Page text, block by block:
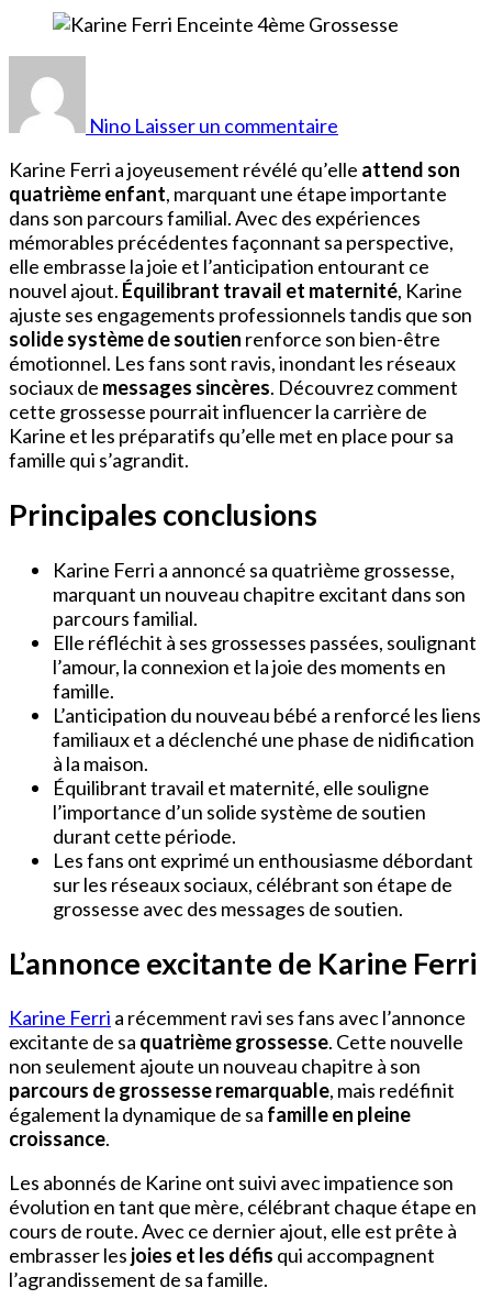
Nino Laisser un commentaire
Enceinte
4ème
Grossesse
Karine Ferri a joyeusement révélé qu’elle attend son
quatrième enfant, marquant une étape importante
dans son parcours familial. Avec des expériences
mémorables précédentes façonnant sa perspective,
elle embrasse la joie et l’anticipation entourant ce
nouvel ajout. Équilibrant travail et maternité, Karine
ajuste ses engagements professionnels tandis que son
solide système de soutien renforce son bien-être
émotionnel. Les fans sont ravis, inondant les réseaux
sociaux de messages sincères. Découvrez comment
cette grossesse pourrait influencer la carrière de
Karine et les préparatifs qu’elle met en place pour sa
famille qui s’agrandit.
Principales conclusions
Karine Ferri a annoncé sa quatrième grossesse,
marquant un nouveau chapitre excitant dans son
parcours familial.
Elle réfléchit à ses grossesses passées, soulignant
l’amour, la connexion et la joie des moments en
famille.
L’anticipation du nouveau bébé a renforcé les liens
familiaux et a déclenché une phase de nidification
à la maison.
Équilibrant travail et maternité, elle souligne
l’importance d’un solide système de soutien
durant cette période.
Les fans ont exprimé un enthousiasme débordant
sur les réseaux sociaux, célébrant son étape de
grossesse avec des messages de soutien.
L’annonce excitante de Karine Ferri
Karine Ferri a récemment ravi ses fans avec l’annonce
excitante de sa quatrième grossesse. Cette nouvelle
non seulement ajoute un nouveau chapitre à son
parcours de grossesse remarquable, mais redéfinit
également la dynamique de sa famille en pleine
croissance.
Les abonnés de Karine ont suivi avec impatience son
évolution en tant que mère, célébrant chaque étape en
cours de route. Avec ce dernier ajout, elle est prête à
embrasser les joies et les défis qui accompagnent
l’agrandissement de sa famille.